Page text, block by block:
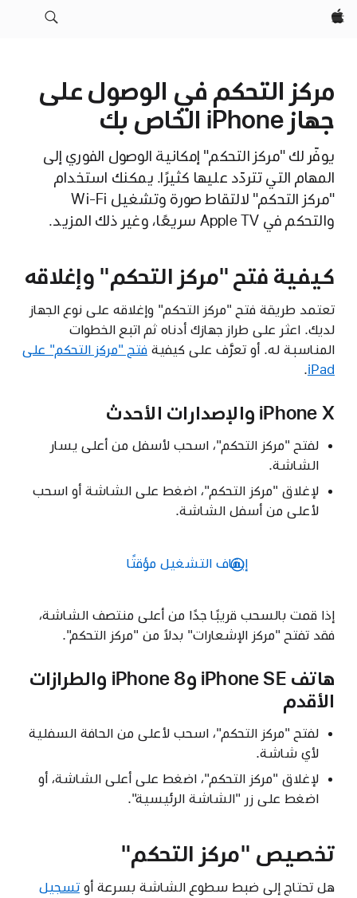
Apple‏
مركز التحكم في الوصول على
جهاز iPhone الخاص بك
يوفّر لك "مركز التحكم" إمكانية الوصول الفوري إلى
المهام التي تتردّد عليها كثيرًا. يمكنك استخدام
"مركز التحكم" لالتقاط صورة وتشغيل Wi-Fi
والتحكم في Apple TV سريعًا، وغير ذلك المزيد.
كيفية فتح "مركز التحكم" وإغلاقه
تعتمد طريقة فتح "مركز التحكم" وإغلاقه على نوع الجهاز
لديك. اعثر على طراز جهازك أدناه ثم اتبع الخطوات
المناسبة له. أو تعرَّف على كيفية فتح "مركز التحكم" على
iPad
.
iPhone X والإصدارات الأحدث
لفتح "مركز التحكم"، اسحب لأسفل من أعلى يسار
الشاشة.
لإغلاق "مركز التحكم"، اضغط على الشاشة أو اسحب
لأعلى من أسفل الشاشة.
إيقاف التشغيل مؤقتًا
إذا قمت بالسحب قريبًا جدًا من أعلى منتصف الشاشة،
فقد تفتح "مركز الإشعارات" بدلاً من "مركز التحكم".
هاتف iPhone SE وiPhone 8 والطرازات
الأقدم
لفتح "مركز التحكم"، اسحب لأعلى من الحافة السفلية
لأي شاشة.
لإغلاق "مركز التحكم"، اضغط على أعلى الشاشة، أو
اضغط على زر "الشاشة الرئيسية".
تخصيص "مركز التحكم"
هل تحتاج إلى ضبط سطوع الشاشة بسرعة أو تسجيل